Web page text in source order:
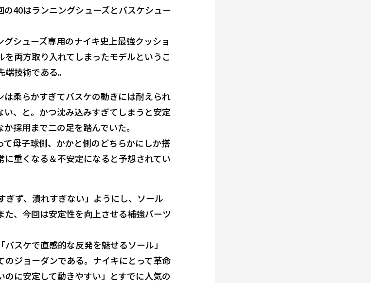
40はランニングシューズとバスケシュー
シューズ専用のナイキ史上最強クッショ
両方取り入れてしまったモデルというこ
技術である。
柔らかすぎてバスケの動きには耐えられ
、と。かつ沈み込みすぎてしまうと安定
採用まで二の足を踏んでいた。
母子球側、かかと側のどちらかにしか搭
重くなる＆不安定になると予想されてい
ぎず、潰れすぎない」ようにし、ソール
、今回は安定性を向上させる補強パーツ
スケで直感的な反発を魅せるソール」
ジョーダンである。ナイキにとって革命
に安定して動きやすい」とすでに人気の